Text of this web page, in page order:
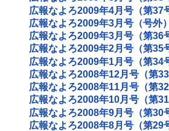
広報なよろ2009年4月号（第37
広報なよろ2009年3月号（号外）
広報なよろ2009年3月号（第36
広報なよろ2009年2月号（第35
広報なよろ2009年1月号（第34
広報なよろ2008年12月号（第33
広報なよろ2008年11月号（第32
広報なよろ2008年10月号（第31
広報なよろ2008年9月号（第30
広報なよろ2008年8月号（第29